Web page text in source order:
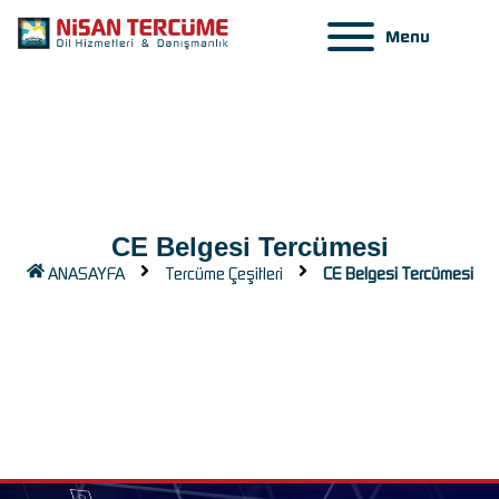
Menu
CE Belgesi Tercümesi
ANASAYFA Tercüme Çeşitleri CE Belgesi Tercümesi